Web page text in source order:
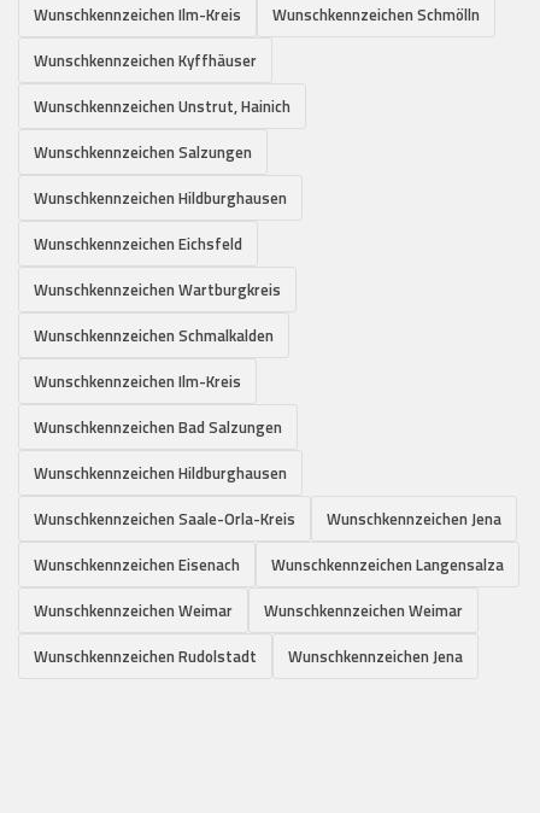
Wunschkennzeichen Ilm-Kreis
Wunschkennzeichen Schmölln
Wunschkennzeichen Kyffhäuser
Wunschkennzeichen Unstrut, Hainich
Wunschkennzeichen Salzungen
Wunschkennzeichen Hildburghausen
Wunschkennzeichen Eichsfeld
Wunschkennzeichen Wartburgkreis
Wunschkennzeichen Schmalkalden
Wunschkennzeichen Ilm-Kreis
Wunschkennzeichen Bad Salzungen
Wunschkennzeichen Hildburghausen
Wunschkennzeichen Saale-Orla-Kreis
Wunschkennzeichen Jena
Wunschkennzeichen Eisenach
Wunschkennzeichen Langensalza
Wunschkennzeichen Weimar
Wunschkennzeichen Weimar
Wunschkennzeichen Rudolstadt
Wunschkennzeichen Jena